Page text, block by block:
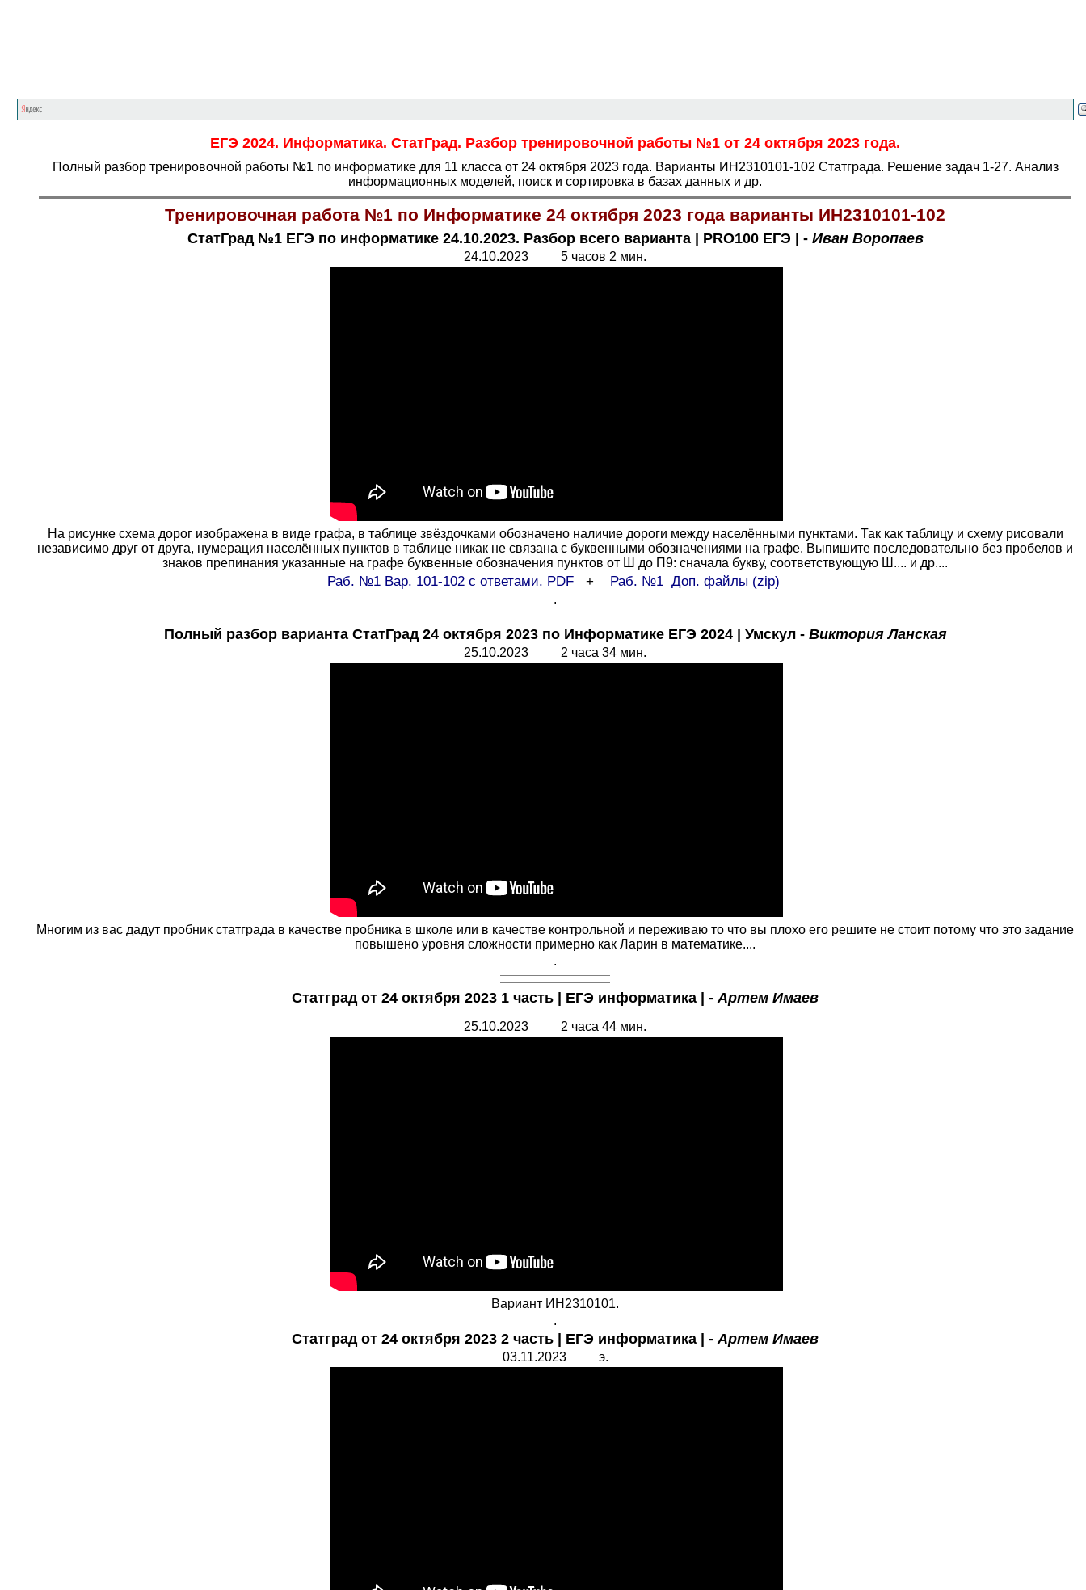
ЕГЭ 2024. Информатика. СтатГрад. Разбор тренировочной работы №1 от 24 октября 2023 года.
Полный разбор тренировочной работы №1 по информатике для 11 класса от 24 октября 2023 года. Варианты ИН2310101-102 Статграда. Решение задач 1-27. Анализ
информационных моделей, поиск и сортировка в базах данных и др.
Тренировочная работа №1 по Информатике 24 октября 2023 года варианты ИН2310101-102
СтатГрад №1 ЕГЭ по информатике 24.10.2023. Разбор всего варианта | PRO100 ЕГЭ | - Иван Воропаев
24.10.2023 5 часов 2 мин.
На рисунке схема дорог изображена в виде графа, в таблице звёздочками обозначено наличие дороги между населёнными пунктами. Так как таблицу и схему рисовали
независимо друг от друга, нумерация населённых пунктов в таблице никак не связана с буквенными обозначениями на графе. Выпишите последовательно без пробелов и
знаков препинания указанные на графе буквенные обозначения пунктов от Ш до П9: сначала букву, соответствующую Ш.... и др....
Раб. №1 Вар. 101-102 с ответами. PDF+ Раб. №1 Доп. файлы (zip)
.
Полный разбор варианта СтатГрад 24 октября 2023 по Информатике ЕГЭ 2024 | Умскул - Виктория Ланская
25.10.2023 2 часа 34 мин.
Многим из вас дадут пробник статграда в качестве пробника в школе или в качестве контрольной и переживаю то что вы плохо его решите не стоит потому что это задание
повышено уровня сложности примерно как Ларин в математике....
.
Статград от 24 октября 2023 1 часть | ЕГЭ информатика | -Артем Имаев
25.10.2023 2 часа 44 мин.
Вариант ИН2310101.
.
Статград от 24 октября 2023 2 часть | ЕГЭ информатика | -Артем Имаев
03.11.2023 э.